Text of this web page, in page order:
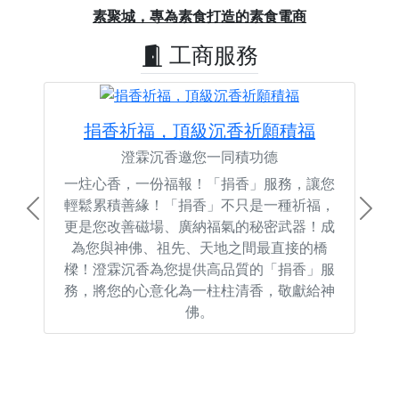
素聚城，專為素食打造的素食電商
Previous
工商服務
捐香祈福，頂級沉香祈願積福
澄霖沉香邀您一同積功德
一炷心香，一份福報！「捐香」服務，讓您
輕鬆累積善緣！「捐香」不只是一種祈福，
更是您改善磁場、廣納福氣的秘密武器！成
為您與神佛、祖先、天地之間最直接的橋
樑！澄霖沉香為您提供高品質的「捐香」服
務，將您的心意化為一柱柱清香，敬獻給神
佛。
Previous Next